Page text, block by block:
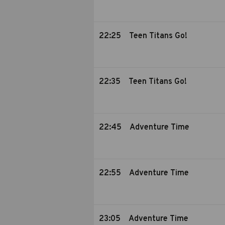
22:25 Teen Titans Go!
22:35 Teen Titans Go!
22:45 Adventure Time
22:55 Adventure Time
23:05 Adventure Time